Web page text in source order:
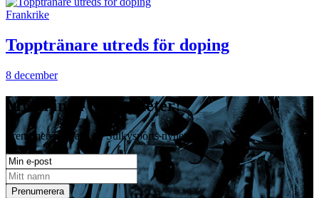
Frankrike
Topptränare utreds för doping
8 december
Missa inga travnyheter!
Prenumerera gratis på Sulkysports nyhetsbrev